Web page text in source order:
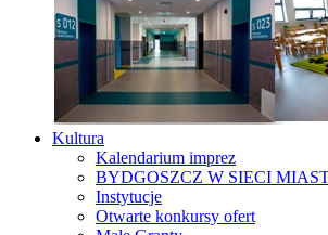
Kultura
Kalendarium imprez
BYDGOSZCZ W SIECI
Instytucje
Otwarte konkursy ofert